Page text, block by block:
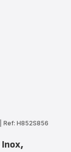
Ref: H852S856